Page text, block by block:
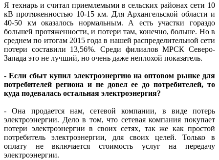
Я технарь и считал приемлемыми в сельских районах сети 10
кВ протяженностью 10-15 км. Для Архангельской области и
40-50 км оказалось нормальным. А есть участки гораздо
большей протяженности, и потери там, конечно, больше. Но в
среднем по итогам 2015 года в нашей распределительной сети
потери составили 13,56%. Среди филиалов МРСК Северо-
Запада это не лучший, но очень даже неплохой показатель.
- Если сбыт купил электроэнергию на оптовом рынке для
потребителей региона и не довел ее до потребителей, то
куда подевалась остальная электроэнергия?
- Она продается нам, сетевой компании, в виде потерь
электроэнергии. Дело в том, что сетевая компания покупает
потери электроэнергии в своих сетях, так же как простой
потребитель электроэнергии, для своих целей. Только в
оплату не включается стоимость услуг на передачу
электроэнергии.